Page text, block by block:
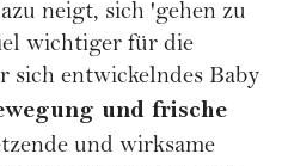
neigt, sich 'gehen zu
wichtiger für die
sich entwickelndes Baby
und frische
und wirksame